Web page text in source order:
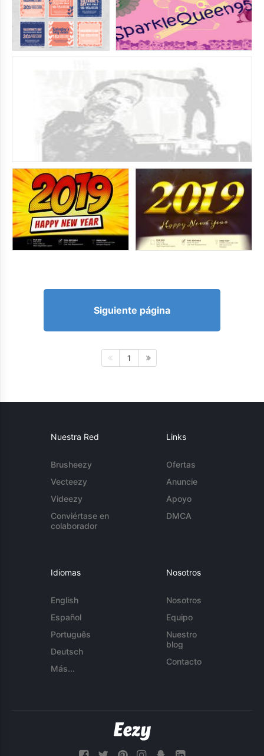
Siguiente página
1
Nuestra Red
Brusheezy
Vecteezy
Videezy
Conviértase en
colaborador
Links
Ofertas
Anuncie
Apoyo
DMCA
Idiomas
English
Español
Português
Deutsch
Más...
Nosotros
Nosotros
Equipo
Nuestro
blog
Contacto